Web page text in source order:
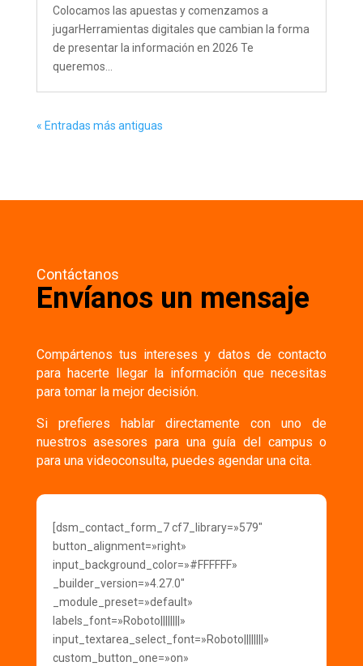
Colocamos las apuestas y comenzamos a
jugarHerramientas digitales que cambian la forma
de presentar la información en 2026 Te
queremos...
« Entradas más antiguas
Contáctanos
Envíanos un mensaje
Compártenos tus intereses y datos de contacto
para hacerte llegar la información que necesitas
para tomar la mejor decisión.
Si prefieres hablar directamente con uno de
nuestros asesores para una guía del campus o
para una videoconsulta, puedes agendar una cita.
[dsm_contact_form_7 cf7_library=»579″
button_alignment=»right»
input_background_color=»#FFFFFF»
_builder_version=»4.27.0″
_module_preset=»default»
labels_font=»Roboto||||||||»
input_textarea_select_font=»Roboto||||||||»
custom_button_one=»on»